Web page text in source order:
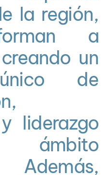
la región,
a
un
de
liderazgo
Además,